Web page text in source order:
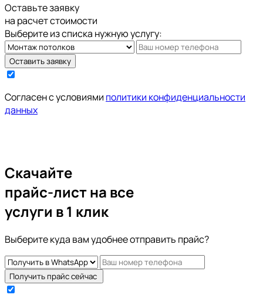
Оставьте заявку
на расчет стоимости
Выберите из списка нужную услугу:
Оставить заявку
Cогласен с условиями политики конфиденциальности
данных
Скачайте
прайс-лист на все
услуги в 1 клик
Выберите куда вам удобнее отправить прайс?
Получить прайс сейчас